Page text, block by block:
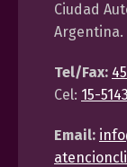
Ciudad
Argentina.
Tel/Fax:
Cel: 15-
Email: